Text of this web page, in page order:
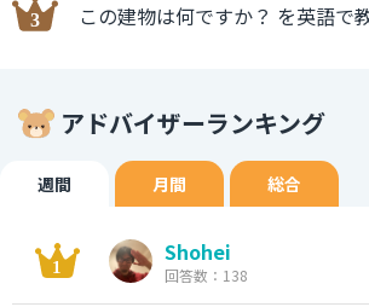
この建物は何ですか？ を英語で
アドバイザーランキング
週間 月間 総合
Shohei
回答数：138